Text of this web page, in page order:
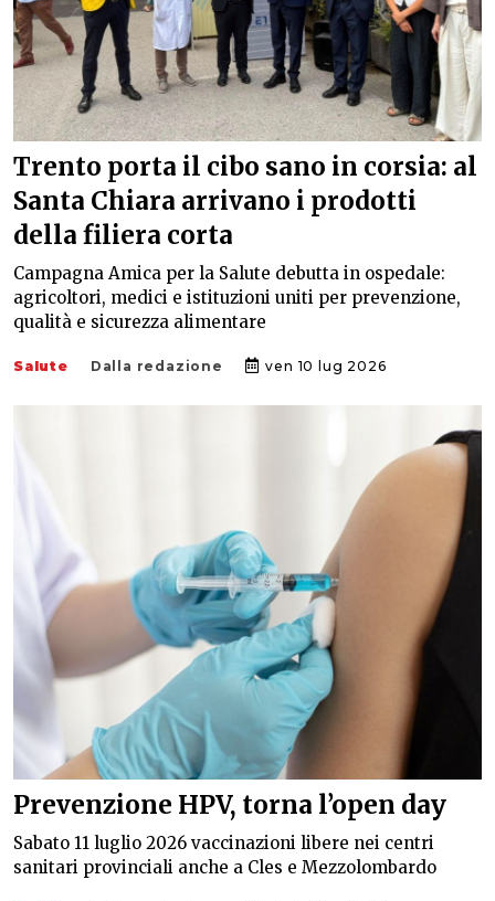
Trento porta il cibo sano in corsia: al
Santa Chiara arrivano i prodotti
della filiera corta
Campagna Amica per la Salute debutta in ospedale:
agricoltori, medici e istituzioni uniti per prevenzione,
qualità e sicurezza alimentare
Salute Dalla redazione ven 10 lug 2026
Prevenzione HPV, torna l’open day
Sabato 11 luglio 2026 vaccinazioni libere nei centri
sanitari provinciali anche a Cles e Mezzolombardo